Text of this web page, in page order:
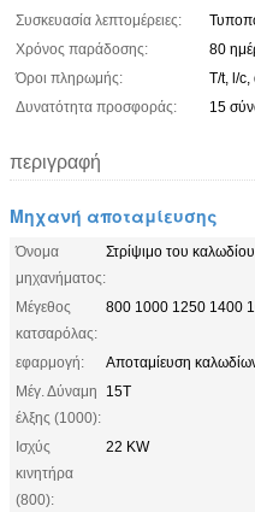
Συσκευασία λεπτομέρειες:
Χρόνος παράδοσης:
80
Όροι πληρωμής:
T/t, l/c,
Δυνατότητα προσφοράς:
15
περιγραφή
Μηχανή αποταμίευσης
Όνομα
μηχανήματος:
Στρίψιμο του
Μέγεθος
κατσαρόλας:
800 1000 1250 1400
εφαρμογή:
Αποταμίευση
Μέγ. Δύναμη
έλξης (1000):
15Τ
Ισχύς
κινητήρα
(800):
22 KW